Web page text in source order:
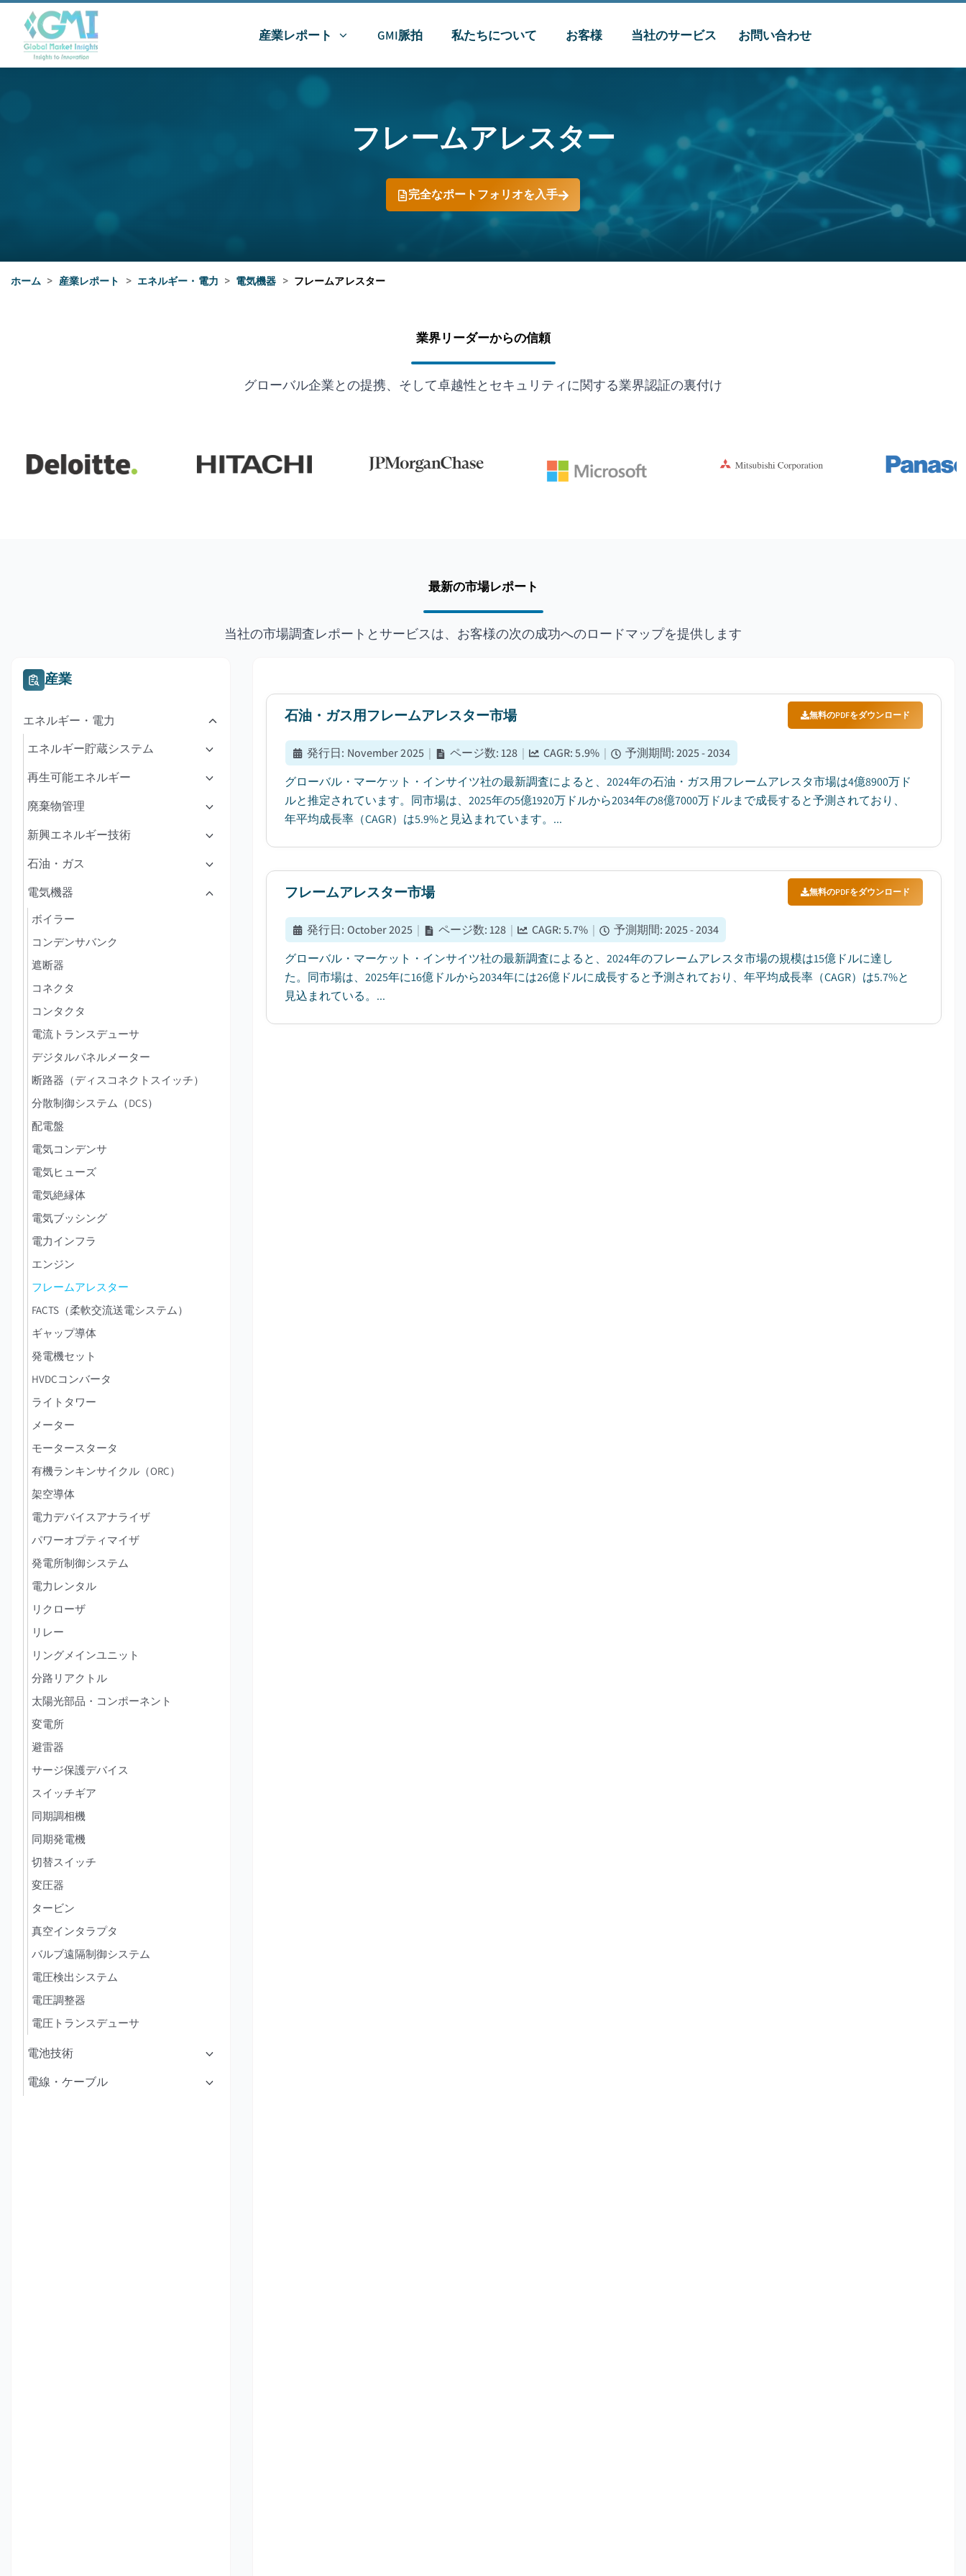
産業レポート GMI脈拍 私たちについて お客様 当社のサービス お問い合わせ
フレームアレスター
完全なポートフォリオを入手
ホーム > 産業レポート > エネルギー・電力 > 電気機器 > フレームアレスター
業界リーダーからの信頼
グローバル企業との提携、そして卓越性とセキュリティに関する業界認証の裏付け
最新の市場レポート
当社の市場調査レポートとサービスは、お客様の次の成功へのロードマップを提供します
産業
エネルギー・電力
エネルギー貯蔵システム
再生可能エネルギー
廃棄物管理
新興エネルギー技術
石油・ガス
電気機器
ボイラー
コンデンサバンク
遮断器
コネクタ
コンタクタ
電流トランスデューサ
デジタルパネルメーター
断路器（ディスコネクトスイッチ）
分散制御システム（DCS）
配電盤
電気コンデンサ
電気ヒューズ
電気絶縁体
電気ブッシング
電力インフラ
エンジン
フレームアレスター
FACTS（柔軟交流送電システム）
ギャップ導体
発電機セット
HVDCコンバータ
ライトタワー
メーター
モータースタータ
有機ランキンサイクル（ORC）
架空導体
電力デバイスアナライザ
パワーオプティマイザ
発電所制御システム
電力レンタル
リクローザ
リレー
リングメインユニット
分路リアクトル
太陽光部品・コンポーネント
変電所
避雷器
サージ保護デバイス
スイッチギア
同期調相機
同期発電機
切替スイッチ
変圧器
タービン
真空インタラプタ
バルブ遠隔制御システム
電圧検出システム
電圧調整器
電圧トランスデューサ
電池技術
電線・ケーブル
石油・ガス用フレームアレスター市場 無料のPDFをダウンロード
発行日: November 2025 | ページ数:128 | CAGR:5.9% | 予測期間:2025 - 2034
グローバル・マーケット・インサイツ社の最新調査によると、2024年の石油・ガス用フレームアレスタ市場は4億8900万ド
ルと推定されています。同市場は、2025年の5億1920万ドルから2034年の8億7000万ドルまで成長すると予測されており、
年平均成長率（CAGR）は5.9%と見込まれています。...
フレームアレスター市場 無料のPDFをダウンロード
発行日: October 2025 | ページ数:128 | CAGR:5.7% | 予測期間:2025 - 2034
グローバル・マーケット・インサイツ社の最新調査によると、2024年のフレームアレスタ市場の規模は15億ドルに達し
た。同市場は、2025年に16億ドルから2034年には26億ドルに成長すると予測されており、年平均成長率（CAGR）は5.7%と
見込まれている。...